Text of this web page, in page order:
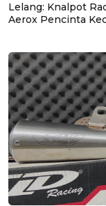
Lelang: Knalpot
Aerox Pencinta